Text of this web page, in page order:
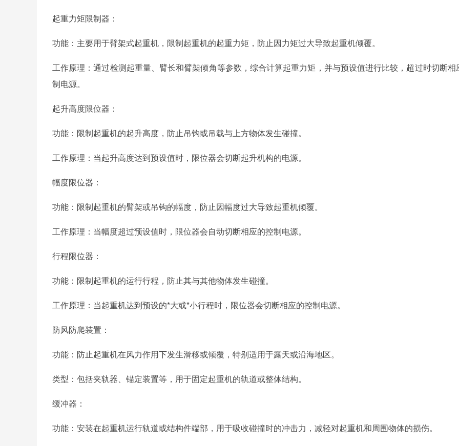
起重力矩限制器：
功能：主要用于臂架式起重机，限制起重机的起重力矩，防止因力矩过大导致起重机倾覆。
工作原理：通过检测起重量、臂长和臂架倾角等参数，综合计算起重力矩，并与预设值进行比较，超过时切断相
制电源。
起升高度限位器：
功能：限制起重机的起升高度，防止吊钩或吊载与上方物体发生碰撞。
工作原理：当起升高度达到预设值时，限位器会切断起升机构的电源。
幅度限位器：
功能：限制起重机的臂架或吊钩的幅度，防止因幅度过大导致起重机倾覆。
工作原理：当幅度超过预设值时，限位器会自动切断相应的控制电源。
行程限位器：
功能：限制起重机的运行行程，防止其与其他物体发生碰撞。
工作原理：当起重机达到预设的*大或*小行程时，限位器会切断相应的控制电源。
防风防爬装置：
功能：防止起重机在风力作用下发生滑移或倾覆，特别适用于露天或沿海地区。
类型：包括夹轨器、锚定装置等，用于固定起重机的轨道或整体结构。
缓冲器：
功能：安装在起重机运行轨道或结构件端部，用于吸收碰撞时的冲击力，减轻对起重机和周围物体的损伤。